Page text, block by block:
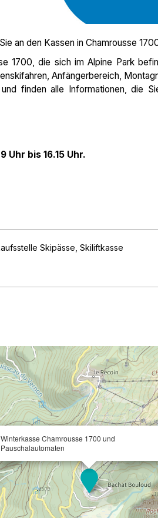
an den Kassen in Chamrousse
1700, die sich im Alpine Park
Anfängerbereich,
finden alle Informationen, die
bis 16.15 Uhr.
Skipässe, Skiliftkasse
Winterkasse Chamrousse 1700 und
Pauschalautomaten